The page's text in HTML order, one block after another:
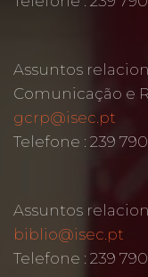
Assuntos
Comunicação e
gcrp@isec.pt
Telefone : 239
Assuntos
biblio@isec.pt
Telefone : 239